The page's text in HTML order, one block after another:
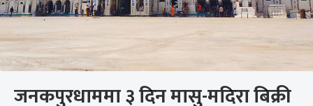
जनकपुरधाममा ३ दिन मासु-मदिरा बिक्री